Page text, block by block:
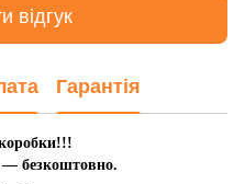
відгук
Гарантія
— безкоштовно.